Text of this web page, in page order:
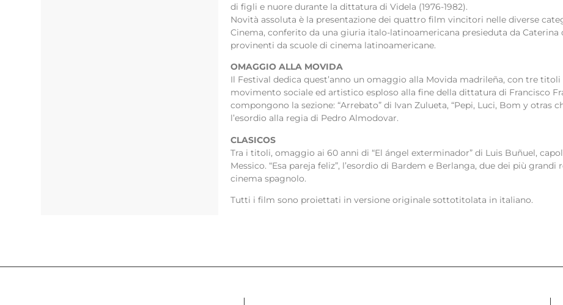
di figli e nuore durante la dittatura di Videla (1976-1982).
Novità assoluta è la presentazione dei quattro film vincitori nelle diverse
Cinema, conferito da una giuria italo-latinoamericana presieduta da Caterina
provinenti da scuole di cinema latinoamericane.
OMAGGIO ALLA MOVIDA
Il Festival dedica quest’anno un omaggio alla Movida madrileña, con tre
movimento sociale ed artistico esploso alla fine della dittatura di Francisco
compongono la sezione: “Arrebato” di Ivan Zulueta, “Pepi, Luci, Bom y otras
l’esordio alla regia di Pedro Almodovar.
CLASICOS
Tra i titoli, omaggio ai 60 anni di “El ángel exterminador” di Luis Buñuel,
Messico. “Esa pareja feliz”, l’esordio di Bardem e Berlanga, due dei più
cinema spagnolo.
Tutti i film sono proiettati in versione originale sottotitolata in italiano.